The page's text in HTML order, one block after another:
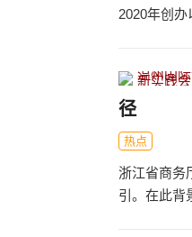
2020年创
径
热点
浙江省商务
引。在此背